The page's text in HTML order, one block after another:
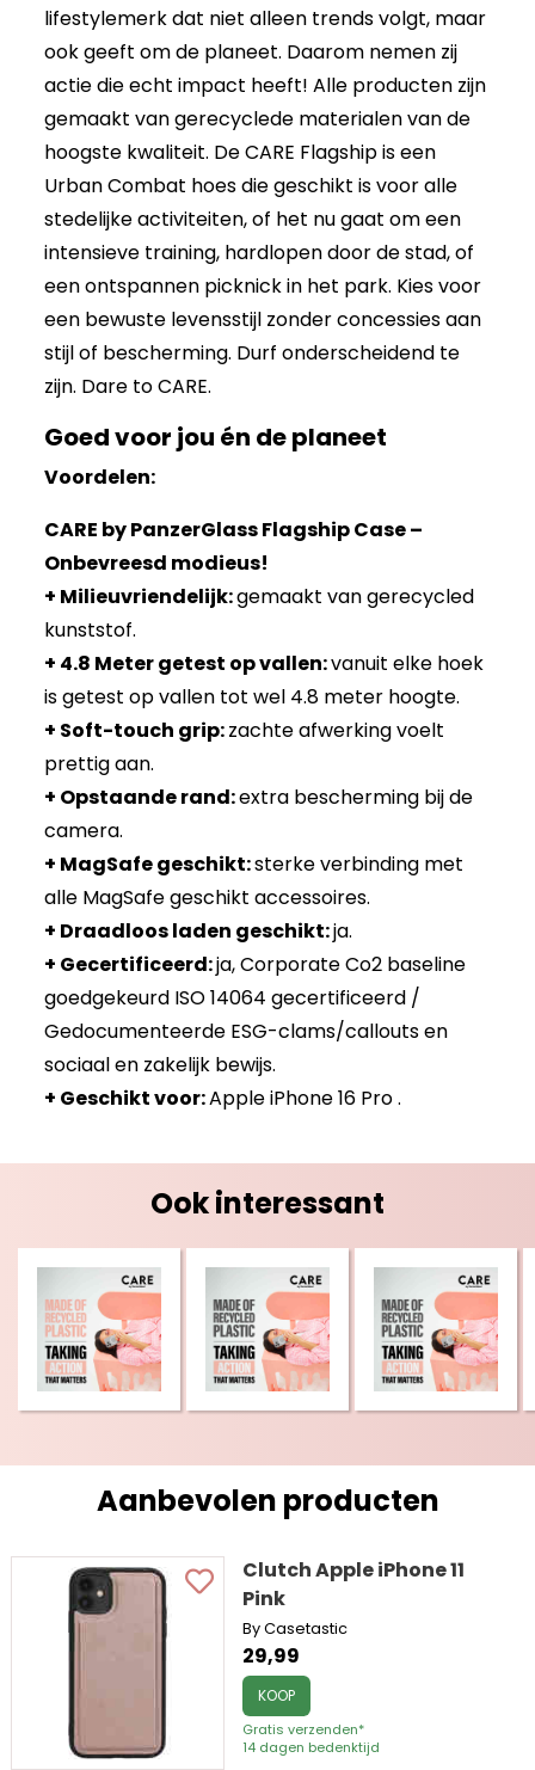
lifestylemerk dat niet alleen trends volgt, maar
ook geeft om de planeet. Daarom nemen zij
actie die echt impact heeft! Alle producten zijn
gemaakt van gerecyclede materialen van de
hoogste kwaliteit. De CARE Flagship is een
Urban Combat hoes die geschikt is voor alle
stedelijke activiteiten, of het nu gaat om een
intensieve training, hardlopen door de stad, of
een ontspannen picknick in het park. Kies voor
een bewuste levensstijl zonder concessies aan
stijl of bescherming. Durf onderscheidend te
zijn. Dare to CARE.
Goed voor jou én de planeet
Voordelen:
CARE by PanzerGlass Flagship Case –
Onbevreesd modieus!
+ Milieuvriendelijk:gemaakt van gerecycled
kunststof.
+ 4.8 Meter getest op vallen:vanuit elke hoek
is getest op vallen tot wel 4.8 meter hoogte.
+ Soft-touch grip:zachte afwerking voelt
prettig aan.
+ Opstaande rand:extra bescherming bij de
camera.
+ MagSafe geschikt:sterke verbinding met
alle MagSafe geschikt accessoires.
+ Draadloos laden geschikt:ja.
+ Gecertificeerd:ja, Corporate Co2 baseline
goedgekeurd ISO 14064 gecertificeerd /
Gedocumenteerde ESG-clams/callouts en
sociaal en zakelijk bewijs.
+ Geschikt voor:Apple iPhone 16 Pro .
Ook interessant
Aanbevolen producten
Clutch Apple iPhone 11
Pink
By Casetastic
29,99
KOOP
Gratis verzenden*
14 dagen bedenktijd